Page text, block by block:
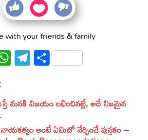
with your friends & family
WhatsApp
Telegram
Share
మనకి విజయం లభించినట్లే, అదే నిజమైన
అంటే ఏమిటో నేర్పించే పుస్తకం –